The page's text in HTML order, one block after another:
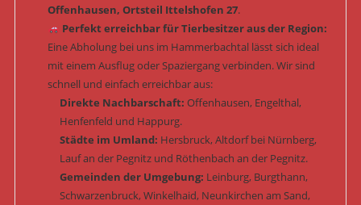
Offenhausen, Ortsteil Ittelshofen 27.
Perfekt erreichbar für Tierbesitzer aus der Region:
Eine Abholung bei uns im Hammerbachtal lässt sich ideal
mit einem Ausflug oder Spaziergang verbinden. Wir sind
schnell und einfach erreichbar aus:
Direkte Nachbarschaft: Offenhausen, Engelthal,
Henfenfeld und Happurg.
Städte im Umland: Hersbruck, Altdorf bei Nürnberg,
Lauf an der Pegnitz und Röthenbach an der Pegnitz.
Gemeinden der Umgebung: Leinburg, Burgthann,
Schwarzenbruck, Winkelhaid, Neunkirchen am Sand,